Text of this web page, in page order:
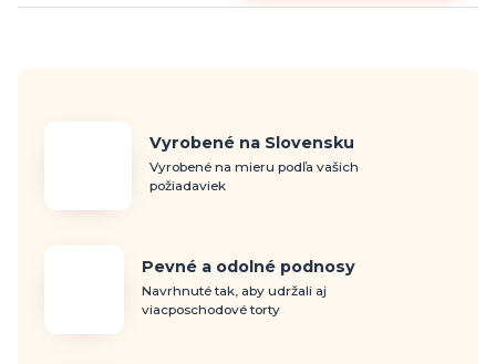
Vyrobené na Slovensku
Vyrobené na mieru podľa vašich
požiadaviek
Pevné a odolné podnosy
Navrhnuté tak, aby udržali aj
viacposchodové torty